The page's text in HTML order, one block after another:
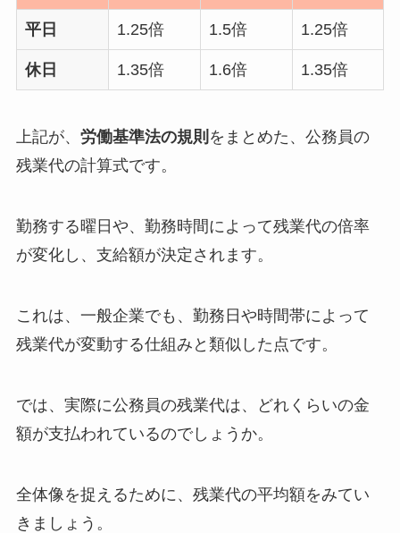
平日 1.25倍 1.5倍 1.25倍
休日 1.35倍 1.6倍 1.35倍
上記が、 労働基準法の規則 をまとめた、公務員の
残業代の計算式です。
勤務する曜日や、勤務時間によって残業代の倍率
が変化し、支給額が決定されます。
これは、一般企業でも、勤務日や時間帯によって
残業代が変動する仕組みと類似した点です。
では、実際に公務員の残業代は、どれくらいの金
額が支払われているのでしょうか。
全体像を捉えるために、残業代の平均額をみてい
きましょう。